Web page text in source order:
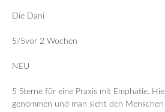
Die Dani
5/5vor 2 Wochen
NEU
5 Sterne für eine Praxis mit Emphatie.
genommen und man sieht den